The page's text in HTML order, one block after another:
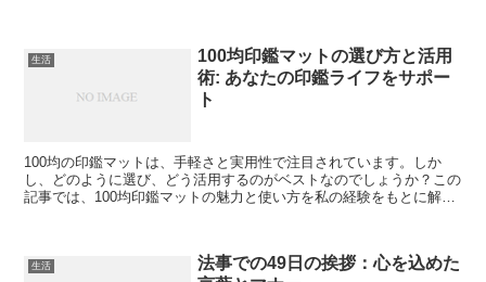
生活
100均印鑑マットの選び方と活用
術: あなたの印鑑ライフをサポー
ト
100均の印鑑マットは、手軽さと実用性で注目されています。しか
し、どのように選び、どう活用するのがベストなのでしょうか？この
記事では、100均印鑑マットの魅力と使い方を私の経験をもとに解説
生活
法事での49日の挨拶：心を込めた